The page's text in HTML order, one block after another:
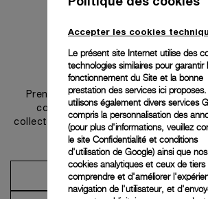
Prendre
Prenez rendez-vous dans l’une de
contactez notre conciergerie pour
collections et bénéficier des conseils
ambassadeurs.
Prendre un rendez-
Accepter les cookies
Le présent site Internet utilise des
technologies similaires pour garantir
fonctionnement du Site et la bonne
prestation des services ici
utilisons également divers services
compris la personnalisation des
(pour plus d'informations, veuillez
le site Confidentialité et conditions
d'utilisation de Google) ainsi que
cookies analytiques et ceux de tiers
comprendre et d'améliorer
navigation de l'utilisateur, et